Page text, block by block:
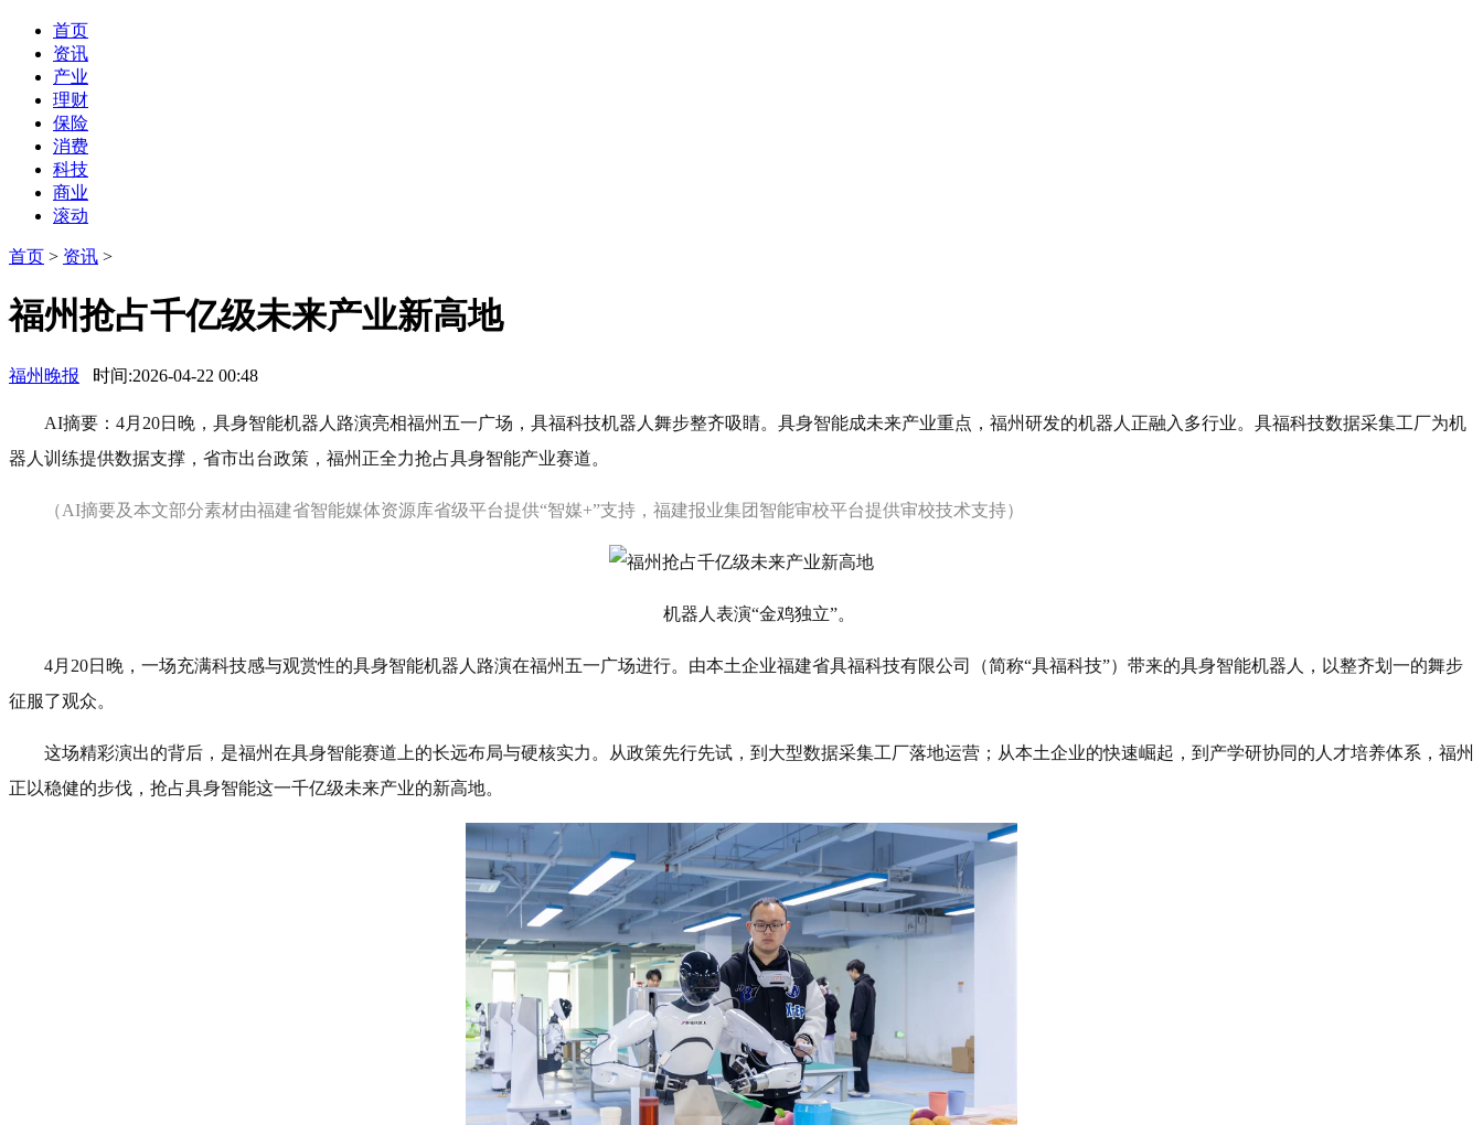
首页
资讯
产业
理财
保险
消费
科技
商业
滚动
首页 > 资讯 >
福州抢占千亿级未来产业新高地
福州晚报 时间:2026-04-22 00:48
AI摘要：4月20日晚，具身智能机器人路演亮相福州五一广场，具福科技机器人舞步整齐吸睛。具身智能成未来产业重点，福州研发的机器人正融入多行业。具福科技数据采集工厂为机
器人训练提供数据支撑，省市出台政策，福州正全力抢占具身智能产业赛道。
（AI摘要及本文部分素材由福建省智能媒体资源库省级平台提供“智媒+”支持，福建报业集团智能审校平台提供审校技术支持）
机器人表演“金鸡独立”。
4月20日晚，一场充满科技感与观赏性的具身智能机器人路演在福州五一广场进行。由本土企业福建省具福科技有限公司（简称“具福科技”）带来的具身智能机器人，以整齐划一的舞步
征服了观众。
这场精彩演出的背后，是福州在具身智能赛道上的长远布局与硬核实力。从政策先行先试，到大型数据采集工厂落地运营；从本土企业的快速崛起，到产学研协同的人才培养体系，福州
正以稳健的步伐，抢占具身智能这一千亿级未来产业的新高地。